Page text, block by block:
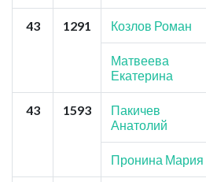
43 1291 Козлов Роман
Матвеева
Екатерина
43 1593
Пакичев
Анатолий
Пронина Мария